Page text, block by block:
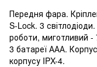
Передня фара.
S-Lock. 3
роботи, миготливий
3 батареї ААА.
корпусу IPX-4.